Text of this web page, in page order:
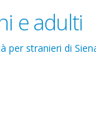
e adulti
per stranieri di